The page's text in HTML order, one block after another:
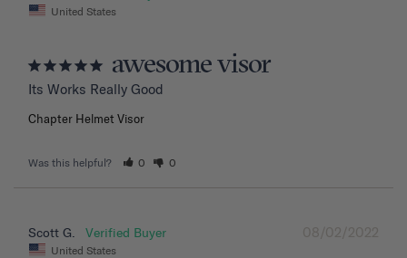
United States
awesome visor
Its Works Really Good
Chapter Helmet Visor
Was this helpful? 0 0
08/02/2022
Scott G.
United States